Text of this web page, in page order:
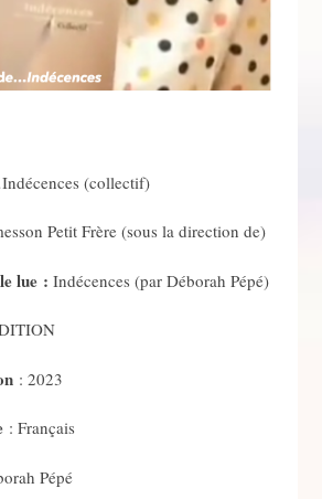
(collectif)
Petit Frère (sous la direction de)
lue :Indécences (par Déborah Pépé)
: 2023
: Français
Pépé